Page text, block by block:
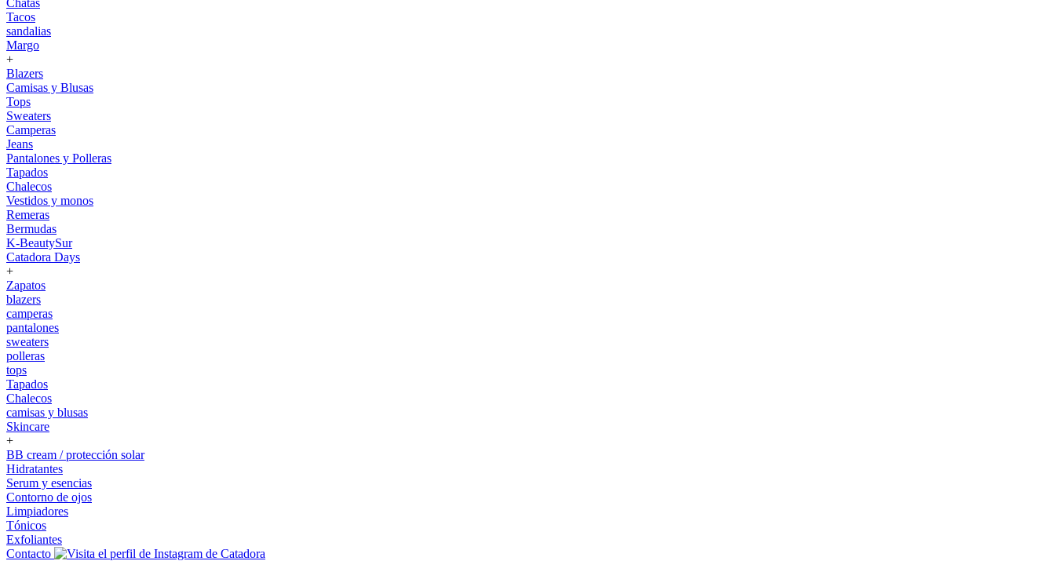
Chatas
Tacos
sandalias
Margo
+
Blazers
Camisas y Blusas
Tops
Sweaters
Camperas
Jeans
Pantalones y Polleras
Tapados
Chalecos
Vestidos y monos
Remeras
Bermudas
K-BeautySur
Catadora Days
+
Zapatos
blazers
camperas
pantalones
sweaters
polleras
tops
Tapados
Chalecos
camisas y blusas
Skincare
+
BB cream / protección solar
Hidratantes
Serum y esencias
Contorno de ojos
Limpiadores
Tónicos
Exfoliantes
Contacto